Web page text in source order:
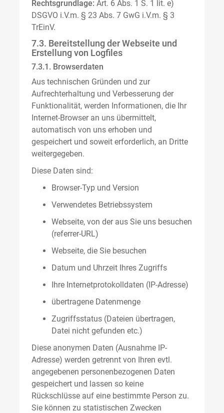
Rechtsgrundlage: Art. 6 Abs. 1 S. 1 lit. e)
DSGVO i.V.m. § 23 Abs. 7 GwG i.V.m. § 3
TrEinV.
7.3. Bereitstellung der Webseite und
Erstellung von Logfiles
7.3.1. Browserdaten
Aus technischen Gründen und zur
Aufrechterhaltung und Verbesserung der
Funktionalität, werden Informationen, die Ihr
Internet-Browser an uns übermittelt,
automatisch von uns erhoben und
gespeichert und soweit erforderlich, an Dritte
weitergegeben.
Diese Daten sind:
Browser-Typ und Version
Verwendetes Betriebssystem
Webseite, von der aus Sie uns besuchen
(referrer-URL)
Webseite, die Sie besuchen
Datum und Uhrzeit Ihres Zugriffs
Ihre Internetprotokolldaten (IP-Adresse)
übertragene Datenmenge
Zugriffsstatus (Dateien übertragen,
Datei nicht gefunden etc.)
Diese anonymen Daten (Ausnahme IP-
Adresse) werden getrennt von Ihren evtl.
angegebenen personenbezogenen Daten
gespeichert und lassen so keine
Rückschlüsse auf eine bestimmte Person zu.
Sie können zu statistischen Zwecken